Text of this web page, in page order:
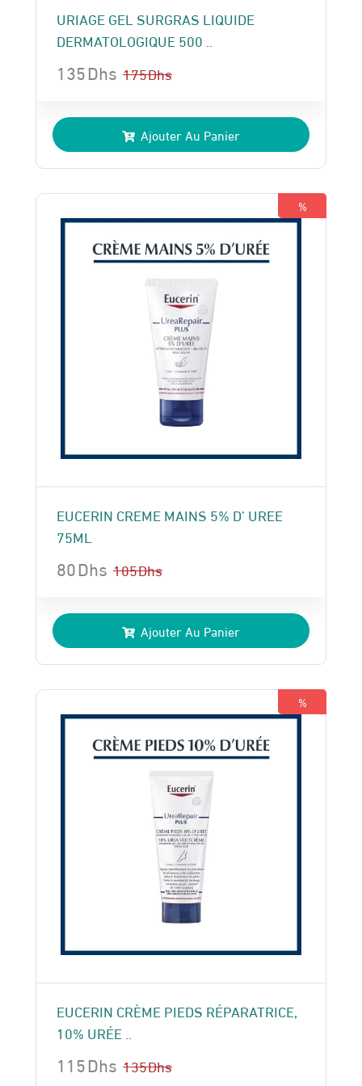
URIAGE GEL SURGRAS LIQUIDE
DERMATOLOGIQUE 500 ..
175Dhs
prix
initial
était :
175 Dhs.
135Dhs
prix
actuel
est :
135 Dhs.
Ajouter Au Panier
%
EUCERIN CREME MAINS 5% D’ UREE
75ML
105Dhs
prix
initial
était :
105 Dhs.
80Dhs
prix
actuel
est :
80 Dhs.
Ajouter Au Panier
%
EUCERIN CRÈME PIEDS RÉPARATRICE,
10% URÉE ..
135Dhs
115Dhs